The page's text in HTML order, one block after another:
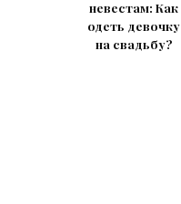
невестам: Как
одеть девочку
на свадьбу?